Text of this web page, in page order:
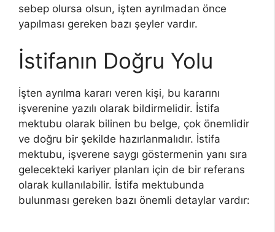
sebep olursa olsun, işten ayrılmadan önce
yapılması gereken bazı şeyler vardır.
İstifanın Doğru Yolu
İşten ayrılma kararı veren kişi, bu kararını
işverenine yazılı olarak bildirmelidir. İstifa
mektubu olarak bilinen bu belge, çok önemlidir
ve doğru bir şekilde hazırlanmalıdır. İstifa
mektubu, işverene saygı göstermenin yanı sıra
gelecekteki kariyer planları için de bir referans
olarak kullanılabilir. İstifa mektubunda
bulunması gereken bazı önemli detaylar vardır: